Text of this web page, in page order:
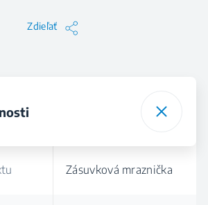
Zdieľať
Zásuvková mraznička